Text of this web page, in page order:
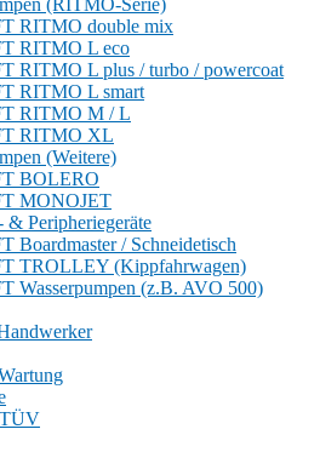
(RITMO-Serie)
RITMO double mix
RITMO L eco
RITMO L plus / turbo / powercoat
RITMO L smart
RITMO M / L
RITMO XL
(Weitere)
BOLERO
MONOJET
& Peripheriegeräte
Boardmaster / Schneidetisch
TROLLEY (Kippfahrwagen)
Wasserpumpen (z.B. AVO 500)